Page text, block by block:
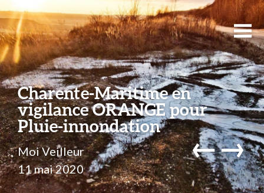
Charente-Maritime en
vigilance ORANGE pour
Pluie-innondation
Moi Veilleur
11 mai 2020
←→